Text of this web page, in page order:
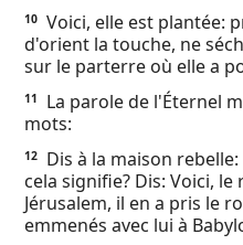
10 Voici, elle est plantée:
d'orient la touche, ne
sur le parterre où elle a
11
La parole de l'Éternel
mots:
12
Dis à la maison
cela signifie? Dis: Voici,
Jérusalem, il en a pris le
emmenés avec lui à